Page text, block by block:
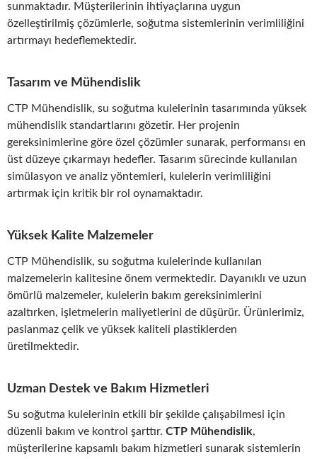
sunmaktadır. Müşterilerinin ihtiyaçlarına uygun
özelleştirilmiş çözümlerle, soğutma sistemlerinin verimliliğini
artırmayı hedeflemektedir.
Tasarım ve Mühendislik
CTP Mühendislik, su soğutma kulelerinin tasarımında yüksek
mühendislik standartlarını gözetir. Her projenin
gereksinimlerine göre özel çözümler sunarak, performansı en
üst düzeye çıkarmayı hedefler. Tasarım sürecinde kullanılan
simülasyon ve analiz yöntemleri, kulelerin verimliliğini
artırmak için kritik bir rol oynamaktadır.
Yüksek Kalite Malzemeler
CTP Mühendislik, su soğutma kulelerinde kullanılan
malzemelerin kalitesine önem vermektedir. Dayanıklı ve uzun
ömürlü malzemeler, kulelerin bakım gereksinimlerini
azaltırken, işletmelerin maliyetlerini de düşürür. Ürünlerimiz,
paslanmaz çelik ve yüksek kaliteli plastiklerden
üretilmektedir.
Uzman Destek ve Bakım Hizmetleri
Su soğutma kulelerinin etkili bir şekilde çalışabilmesi için
düzenli bakım ve kontrol şarttır. CTP Mühendislik,
müşterilerine kapsamlı bakım hizmetleri sunarak sistemlerin